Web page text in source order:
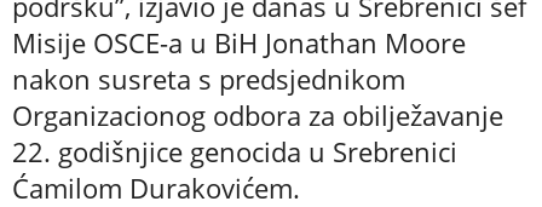
Misije OSCE-a u BiH Jonathan Moore
nakon susreta s predsjednikom
Organizacionog odbora za obilježavanje
22. godišnjice genocida u Srebrenici
Ćamilom Durakovićem.